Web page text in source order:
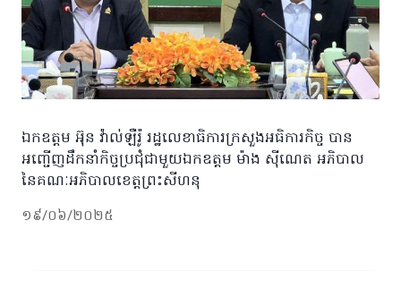
ឯកឧត្តម អ៊ុន វ៉ាល់ឡឺរ៉ូ រដ្ឋលេខាធិការក្រសួងអធិការកិច្ច បាន
អញ្ជើញដឹកនាំកិច្ចប្រជុំជាមួយឯកឧត្តម ម៉ាង ស៊ីណេត អភិបាល
នៃគណៈអភិបាលខេត្តព្រះសីហនុ
១៩/០៦/២០២៥